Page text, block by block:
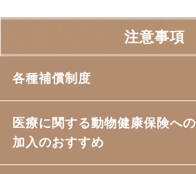
注意事項
各種補償制度
医療に関する動物健康保険への
加入のおすすめ